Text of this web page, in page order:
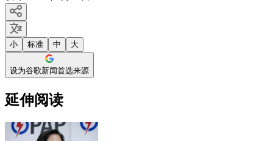
小 标准 中 大
设为谷歌新闻首选来源
延伸阅读